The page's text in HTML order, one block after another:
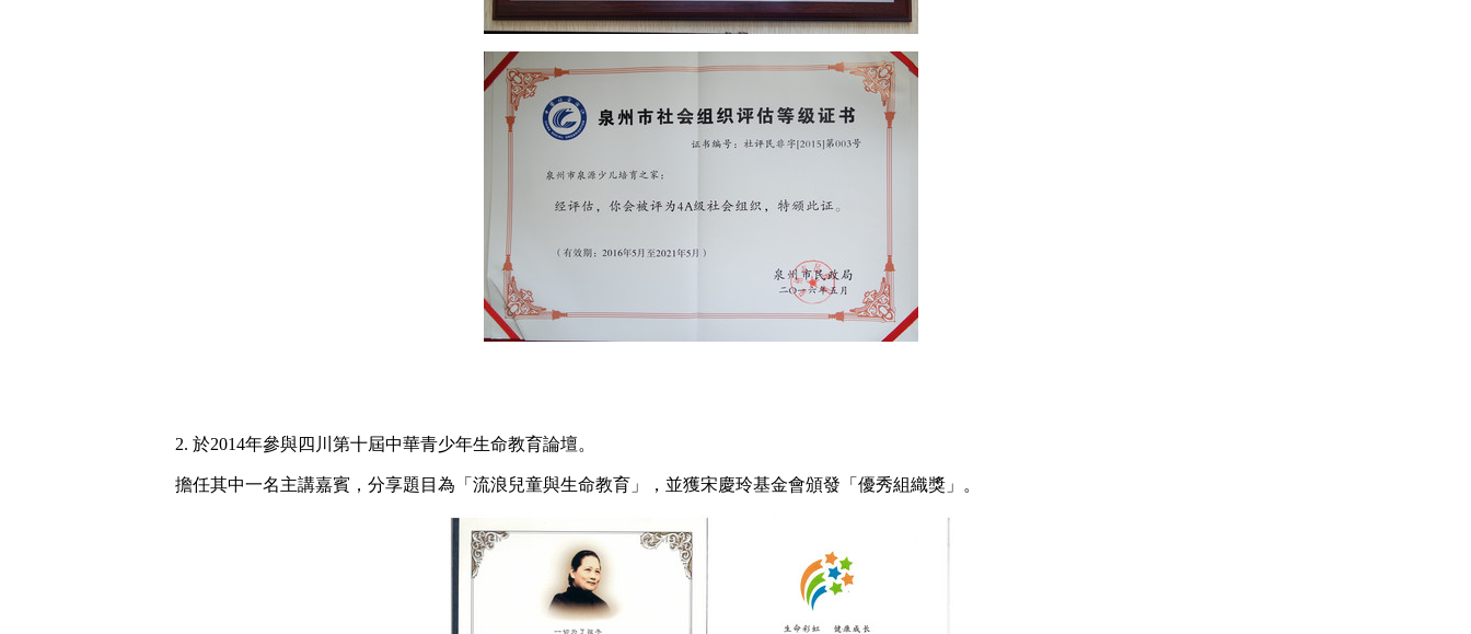
2. 於2014年參與四川第十屆中華青少年生命教育論壇。
擔任其中一名主講嘉賓，分享題目為「流浪兒童與生命教育」，並獲宋慶玲基金會頒發 「優秀組織獎」。